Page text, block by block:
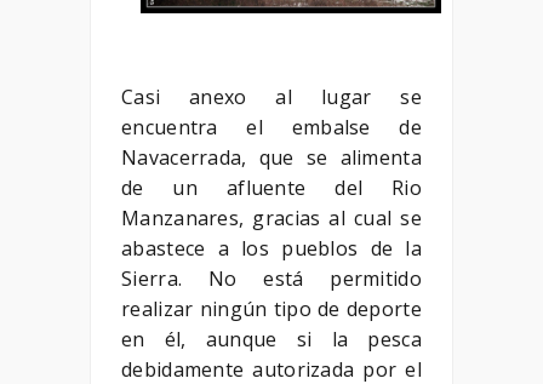
Casi anexo al lugar se
encuentra el embalse de
Navacerrada, que se alimenta
de un afluente del Rio
Manzanares, gracias al cual se
abastece a los pueblos de la
Sierra. No está permitido
realizar ningún tipo de deporte
en él, aunque si la pesca
debidamente autorizada por el